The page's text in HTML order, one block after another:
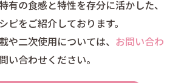
有の食感と特性を存分に活かした、
ピをご紹介しております。
や二次使用については、 お問い合わ
い合わせください。